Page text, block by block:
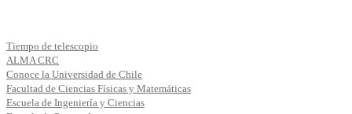
Tiempo de telescopio
ALMA CRC
Conoce la Universidad de Chile
Facultad de Ciencias Físicas y Matemáticas
Escuela de Ingeniería y Ciencias